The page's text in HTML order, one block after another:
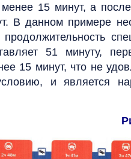
менее 15 минут, а
В данном примере
51 минуту,
15 минут, что не
и является